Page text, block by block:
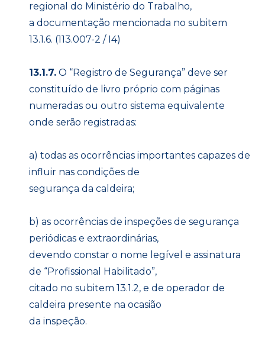
regional do Ministério do Trabalho,
a documentação mencionada no subitem
13.1.6. (113.007-2 / I4)
13.1.7.O “Registro de Segurança” deve ser
constituído de livro próprio com páginas
numeradas ou outro sistema equivalente
onde serão registradas:
a) todas as ocorrências importantes capazes de
influir nas condições de
segurança da caldeira;
b) as ocorrências de inspeções de segurança
periódicas e extraordinárias,
devendo constar o nome legível e assinatura
de “Profissional Habilitado”,
citado no subitem 13.1.2, e de operador de
caldeira presente na ocasião
da inspeção.